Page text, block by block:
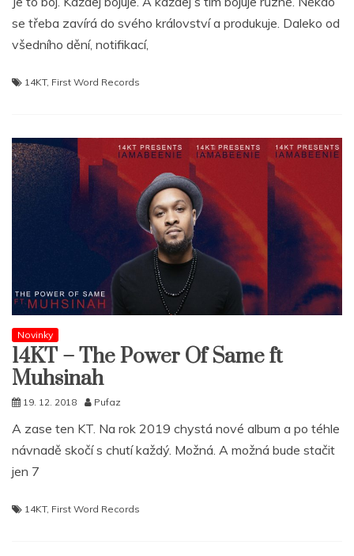
se třeba zavírá do svého království a produkuje. Daleko od
všedního dění, notifikací,
14KT, First Word Records
Novinky
14KT – The Power Of Same ft
Muhsinah
19. 12. 2018 Pufaz
A zase ten KT. Na rok 2019 chystá nové album a po téhle
návnadě skočí s chutí každý. Možná. A možná bude stačit
jen 7
14KT, First Word Records